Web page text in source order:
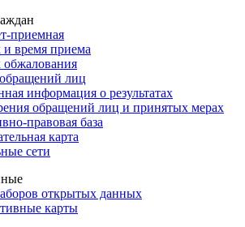
приемная
время приема
обжалования
лиц
информация о результатах
обращений лиц и принятых мерах
правовая база
карта
сети
открытых данных
карты